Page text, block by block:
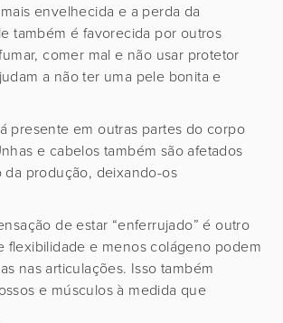
envelhecida e a perda da
também é favorecida por outros
comer mal e não usar protetor
a não ter uma pele bonita e
presente em outras partes do corpo
e cabelos também são afetados
da produção, deixando-os
de estar “enferrujado” é outro
flexibilidade e menos colágeno podem
nas articulações. Isso também
e músculos à medida que